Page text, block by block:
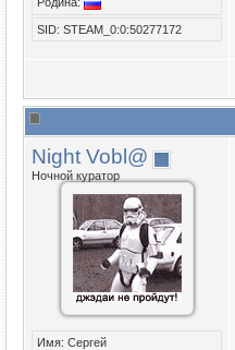
SID: STEAM_0:0:50277172
Night Vobl@
Ночной куратор
Имя: Сергей